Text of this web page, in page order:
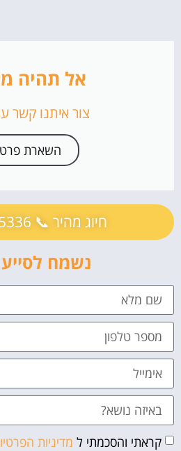
אל תהיה
צור איתנו קשר
השארת
חיוג מהיר 📞 073-7755336
נשמח
קראתי והסכמתי ל מדיניות